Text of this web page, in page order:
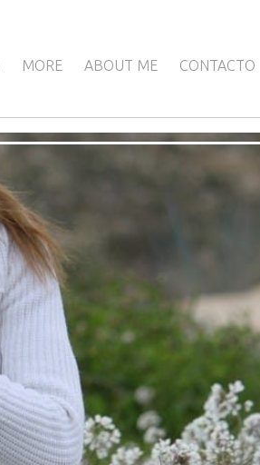
MORE ABOUT ME CONTACTO